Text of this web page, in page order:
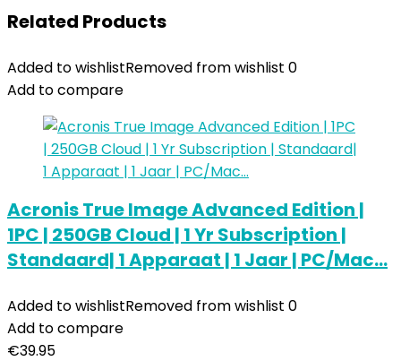
Related Products
Added to wishlistRemoved from wishlist 0
Add to compare
Acronis True Image Advanced Edition |
1PC | 250GB Cloud | 1 Yr Subscription |
Standaard| 1 Apparaat | 1 Jaar | PC/Mac…
Added to wishlistRemoved from wishlist 0
Add to compare
€39.95